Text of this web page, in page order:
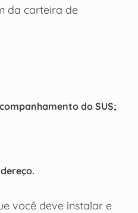
da carteira de
do SUS;
você deve instalar e